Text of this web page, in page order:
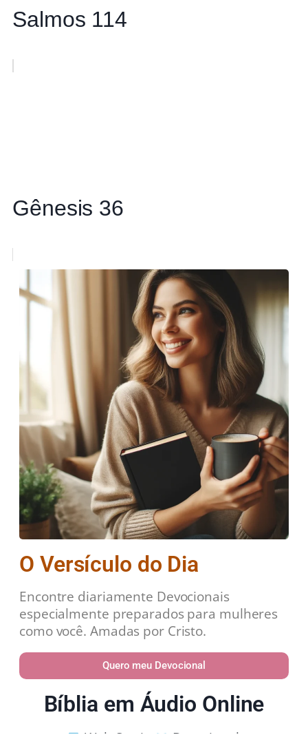
Salmos 114
Gênesis 36
O Versículo do Dia
Encontre diariamente Devocionais
especialmente preparados para mulheres
como você. Amadas por Cristo.
Quero meu Devocional
Bíblia em Áudio Online
Web Stories
Devocional